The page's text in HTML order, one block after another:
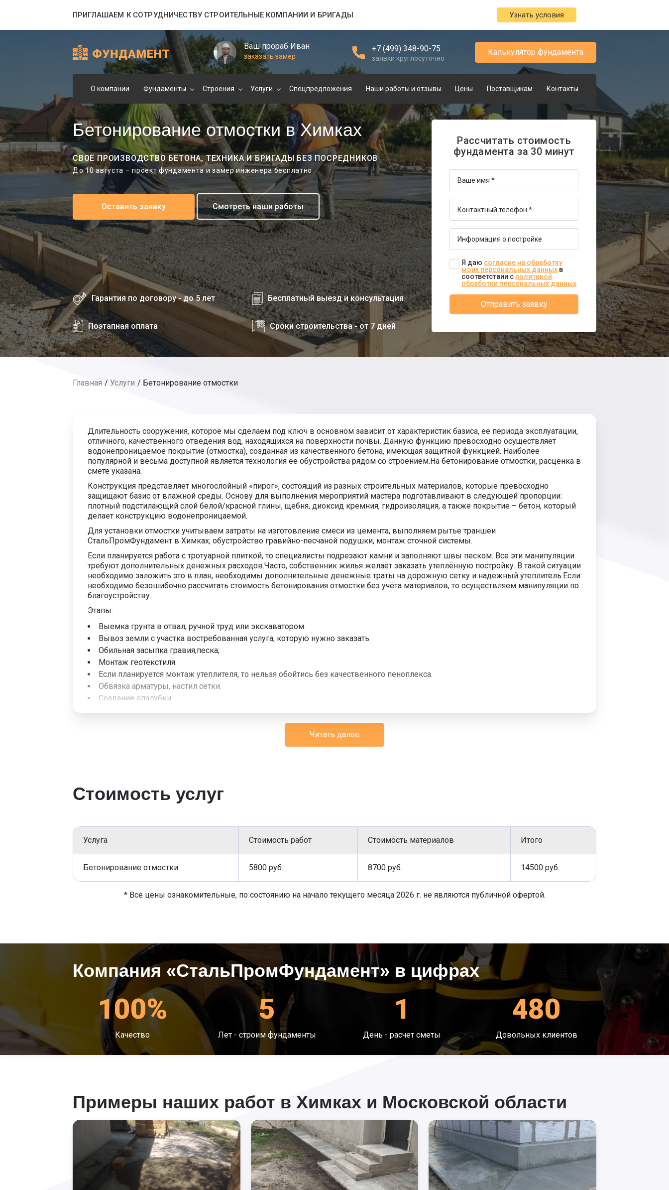
ПРИГЛАШАЕМ К СОТРУДНИЧЕСТВУ СТРОИТЕЛЬНЫЕ КОМПАНИИ И БРИГАДЫ Узнать условия
Ваш прораб Иван
заказать замер
+7 (499) 348-90-75
заявки круглосуточно
Калькулятор фундамента
О компании Фундаменты Строения Услуги Спецпредложения Наши работы и отзывы Цены Поставщикам Контакты
Бетонирование отмостки в Химках
СВОЁ ПРОИЗВОДСТВО БЕТОНА, ТЕХНИКА И БРИГАДЫ БЕЗ ПОСРЕДНИКОВ
До 10 августа – проект фундамента и замер инженера бесплатно
Оставить заявку Смотреть наши работы
Гарантия по договору - до 5 лет Бесплатный выезд и консультация
Поэтапная оплата Сроки строительства - от 7 дней
Рассчитать стоимость
фундамента за 30 минут
Я даю согласие на обработку
моих персональных данных в
соответствии с политикой
обработки персональных данных
Отправить заявку
Главная Услуги Бетонирование отмостки
Длительность сооружения, которое мы сделаем под ключ в основном зависит от характеристик базиса, её периода эксплуатации,
отличного, качественного отведения вод, находящихся на поверхности почвы. Данную функцию превосходно осуществляет
водонепроницаемое покрытие (отмостка), созданная из качественного бетона, имеющая защитной функцией. Наиболее
популярной и весьма доступной является технология ее обустройства рядом со строением.На бетонирование отмостки, расценка в
смете указана.
Конструкция представляет многослойный «пирог», состоящий из разных строительных материалов, которые превосходно
защищают базис от влажной среды. Основу для выполнения мероприятий мастера подготавливают в следующей пропорции:
плотный подстилающий слой белой/красной глины, щебня, диоксид кремния, гидроизоляция, а также покрытие – бетон, который
делает конструкцию водонепроницаемой.
Для установки отмостки учитываем затраты на изготовление смеси из цемента, выполняем рытье траншеи
СтальПромФундамент в Химках, обустройство гравийно-песчаной подушки, монтаж сточной системы.
Если планируется работа с тротуарной плиткой, то специалисты подрезают камни и заполняют швы песком. Все эти манипуляции
требуют дополнительных денежных расходов.Часто, собственник жилья желает заказать утеплённую постройку. В такой ситуации
необходимо заложить это в план, необходимы дополнительные денежные траты на дорожную сетку и надежный утеплитель.Если
необходимо безошибочно рассчитать стоимость бетонирования отмостки без учёта материалов, то осуществляем манипуляции по
благоустройству.
Этапы:
Выемка грунта в отвал, ручной труд или экскаватором.
Вывоз земли с участка востребованная услуга, которую нужно заказать.
Обильная засыпка гравия,песка;
Монтаж геотекстиля.
Если планируется монтаж утеплителя, то нельзя обойтись без качественного пеноплекса.
Обвязка арматуры, настил сетки.
Создание опалубки.
Если ширина сооружения превышает сто сантиметров, то нужно заняться установкой дренажа для отведения воды.В процесс
войдут работы по выполнению водоотвода, а также создание трубопровода. На бетонирование отмостки расценка нас
Читать далее
Стоимость услуг
Услуга Стоимость работ Стоимость материалов Итого
Бетонирование отмостки 5800 руб. 8700 руб. 14500 руб.
* Все цены ознакомительные, по состоянию на начало текущего месяца 2026 г. не являются публичной офертой.
Компания «СтальПромФундамент» в цифрах
100%
Качество
5
Лет - строим фундаменты
1
День - расчет сметы
480
Довольных клиентов
Примеры наших работ в Химках и Московской области